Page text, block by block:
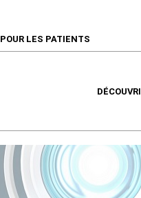
POUR LES PATIENTS